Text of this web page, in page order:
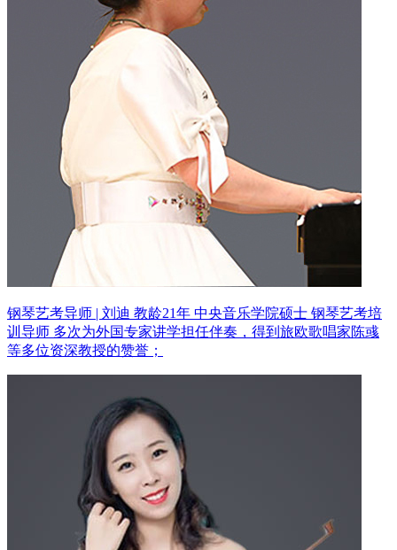
钢琴艺考导师 | 刘迪 教龄21年 中央音乐学院硕士 钢琴艺考培
训导师 多次为外国专家讲学担任伴奏，得到旅欧歌唱家陈彧
等多位资深教授的赞誉；